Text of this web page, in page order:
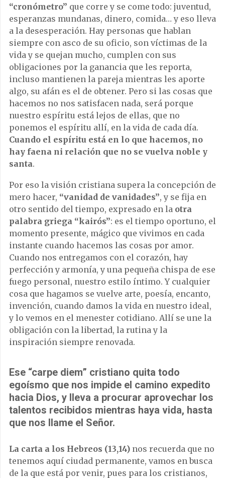
“cronómetro” que corre y se come todo: juventud,
esperanzas mundanas, dinero, comida… y eso lleva
a la desesperación. Hay personas que hablan
siempre con asco de su oficio, son víctimas de la
vida y se quejan mucho, cumplen con sus
obligaciones por la ganancia que les reporta,
incluso mantienen la pareja mientras les aporte
algo, su afán es el de obtener. Pero si las cosas que
hacemos no nos satisfacen nada, será porque
nuestro espíritu está lejos de ellas, que no
ponemos el espíritu allí, en la vida de cada día.
Cuando el espíritu está en lo que hacemos, no
hay faena ni relación que no se vuelva noble y
santa.
Por eso la visión cristiana supera la concepción de
mero hacer, “vanidad de vanidades”, y se fija en
otro sentido del tiempo, expresado en la otra
palabra griega “kairós”: es el tiempo oportuno, el
momento presente, mágico que vivimos en cada
instante cuando hacemos las cosas por amor.
Cuando nos entregamos con el corazón, hay
perfección y armonía, y una pequeña chispa de ese
fuego personal, nuestro estilo íntimo. Y cualquier
cosa que hagamos se vuelve arte, poesía, encanto,
invención, cuando damos la vida en nuestro ideal,
y lo vemos en el menester cotidiano. Allí se une la
obligación con la libertad, la rutina y la
inspiración siempre renovada.
Ese “carpe diem” cristiano quita todo
egoísmo que nos impide el camino expedito
hacia Dios, y lleva a procurar aprovechar los
talentos recibidos mientras haya vida, hasta
que nos llame el Señor.
La carta a los Hebreos (13,14) nos recuerda que no
tenemos aquí ciudad permanente, vamos en busca
de la que está por venir, pues para los cristianos,